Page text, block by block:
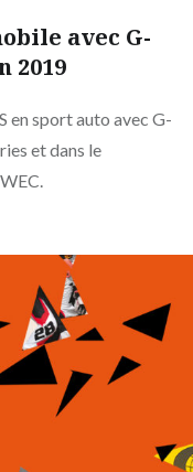
avec G-
2019
en sport auto avec G-
et dans le